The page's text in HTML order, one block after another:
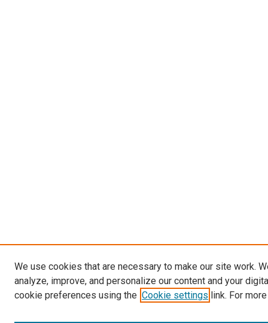
We use cookies that are necessary to make our site work.
analyze, improve, and personalize our content and your
cookie preferences using the Cookie settings link. For